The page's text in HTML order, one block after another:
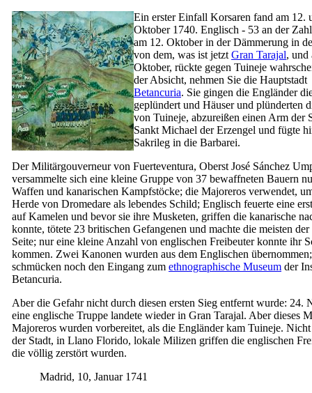
Ein erster Einfall Korsaren fand am 12.
Oktober 1740. Englisch - 53 an der
am 12. Oktober in der Dämmerung in
von dem, was ist jetzt Gran Tarajal, und
Oktober, rückte gegen Tuineje
der Absicht, nehmen Sie die Hauptstadt
Betancuria. Sie gingen die Engländer
geplündert und Häuser und plünderten
von Tuineje, abzureißen einen Arm der
Sankt Michael der Erzengel und fügte
Sakrileg in die Barbarei.
Der Militärgouverneur von Fuerteventura, Oberst José Sánchez
versammelte sich eine kleine Gruppe von 37 bewaffneten Bauern
Waffen und kanarischen Kampfstöcke; die Majoreros verwendet,
Herde von Dromedare als lebendes Schild; Englisch feuerte eine
auf Kamelen und bevor sie ihre Musketen, griffen die kanarische
konnte, tötete 23 britischen Gefangenen und machte die meisten der
Seite; nur eine kleine Anzahl von englischen Freibeuter konnte ihr
kommen. Zwei Kanonen wurden aus dem Englischen
schmücken noch den Eingang zum ethnographische Museum der
Betancuria.
Aber die Gefahr nicht durch diesen ersten Sieg entfernt wurde: 24.
eine englische Truppe landete wieder in Gran Tarajal. Aber dieses
Majoreros wurden vorbereitet, als die Engländer kam Tuineje.
der Stadt, in Llano Florido, lokale Milizen griffen die englischen
die völlig zerstört wurden.
Madrid, 10, Januar 1741